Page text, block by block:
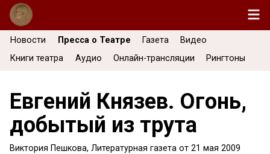
Новости Пресса о Театре Газета
Видео
Книги театра
Аудио Онлайн-трансляции Рингтоны
Евгений Князев. Огонь,
добытый из трута
Виктория Пешкова, Литературная газета от 21 мая 2009